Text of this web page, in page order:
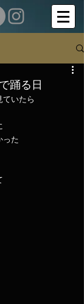
踊る日
いたら
った